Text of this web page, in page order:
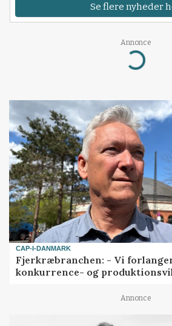
Se flere nyheder
Annonce
Loading...
CAP-I-DANMARK
Fjerkræbranchen: - Vi
konkurrence- og
Annonce